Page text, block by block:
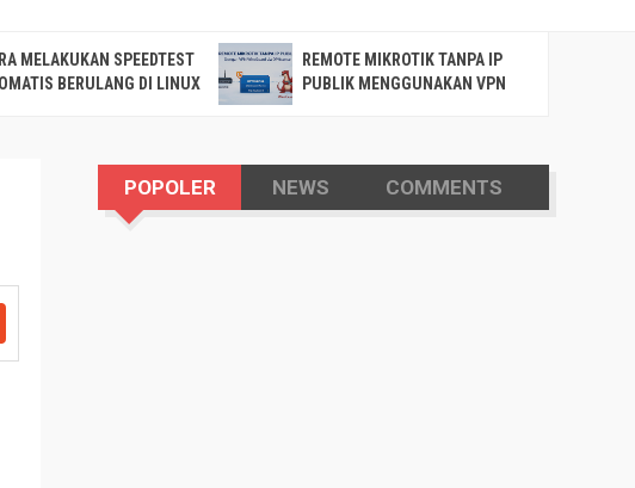
MELAKUKAN SPEEDTEST
BERULANG DI LINUX
REMOTE MIKROTIK TANPA IP
PUBLIK MENGGUNAKAN VPN
POPOLER NEWS COMMENTS